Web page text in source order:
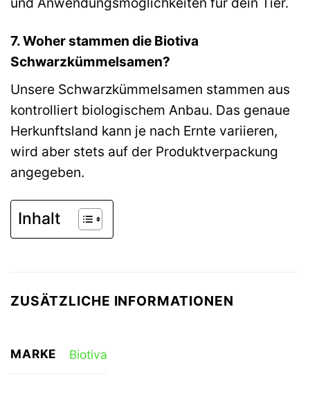
7. Woher stammen die Biotiva
Schwarzkümmelsamen?
Unsere Schwarzkümmelsamen stammen aus
kontrolliert biologischem Anbau. Das genaue
Herkunftsland kann je nach Ernte variieren,
wird aber stets auf der Produktverpackung
angegeben.
Inhalt
ZUSÄTZLICHE INFORMATIONEN
MARKE Biotiva